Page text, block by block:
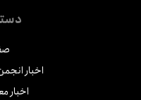
اخبار انجمن
اخبار